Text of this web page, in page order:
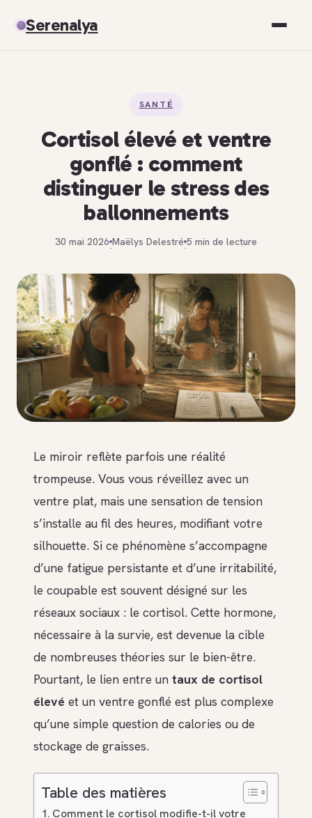
Serenalya
Spiritualité
Développement personnel
SANTÉ
Cortisol élevé et ventre
gonflé : comment
distinguer le stress des
ballonnements
30 mai 2026
·
Maëlys Delestré
·
5 min de lecture
Le miroir reflète parfois une réalité
trompeuse. Vous vous réveillez avec un
ventre plat, mais une sensation de tension
s’installe au fil des heures, modifiant votre
silhouette. Si ce phénomène s’accompagne
d’une fatigue persistante et d’une irritabilité,
le coupable est souvent désigné sur les
réseaux sociaux : le cortisol. Cette hormone,
nécessaire à la survie, est devenue la cible
de nombreuses théories sur le bien-être.
Pourtant, le lien entre un taux de cortisol
élevé et un ventre gonflé est plus complexe
qu’une simple question de calories ou de
stockage de graisses.
Table des matières
Comment le cortisol modifie-t-il votre